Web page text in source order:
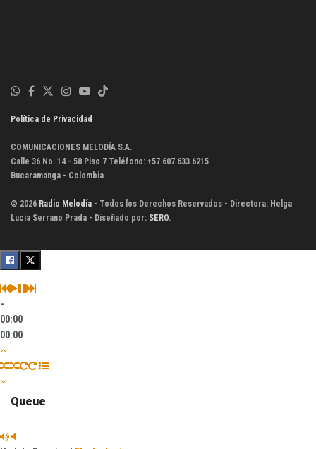
Política de Privacidad
COMUNICACIONES MELODÍA S.A.
Calle 36 No. 14 - 58 Piso 7 Teléfono: +57 607 633 6215
Bucaramanga - Colombia
© 2026 Radio Melodía - Todos los Derechos Reservados - Directora: Helga
Lucía Serrano Prada - Diseñado por: SERO.
-
00:00
00:00
Queue